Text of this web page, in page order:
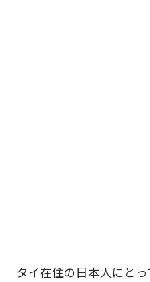
タイ在住の日本人にと